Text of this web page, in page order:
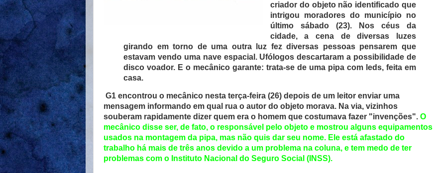
criador do objeto não identificado que
intrigou moradores do município no
último sábado (23). Nos céus da
cidade, a cena de diversas luzes
girando em torno de uma outra luz fez diversas pessoas pensarem que
estavam vendo uma nave espacial. Ufólogos descartaram a possibilidade de
disco voador. E o mecânico garante: trata-se de uma pipa com leds, feita em
casa.
G1 encontrou o mecânico nesta terça-feira (26) depois de um leitor enviar uma
mensagem informando em qual rua o autor do objeto morava. Na via, vizinhos
souberam rapidamente dizer quem era o homem que costumava fazer "invenções". O
mecânico disse ser, de fato, o responsável pelo objeto e mostrou alguns equipamentos
usados na montagem da pipa, mas não quis dar seu nome. Ele está afastado do
trabalho há mais de três anos devido a um problema na coluna, e tem medo de ter
problemas com o Instituto Nacional do Seguro Social (INSS).